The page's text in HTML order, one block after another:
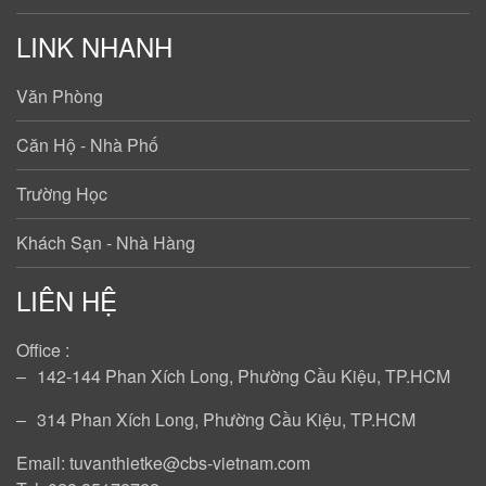
LINK NHANH
Văn Phòng
Căn Hộ - Nhà Phố
Trường Học
Khách Sạn - Nhà Hàng
LIÊN HỆ
Office :
‒ 142-144 Phan Xích Long, Phường Cầu Kiệu, TP.HCM
‒ 314 Phan Xích Long, Phường Cầu Kiệu, TP.HCM
Email: tuvanthietke@cbs-vietnam.com